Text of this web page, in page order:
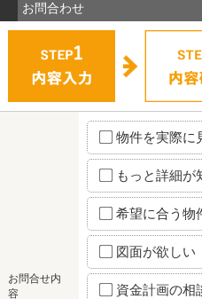
お問合わせ
お問合せ内
容
物件を実際に
もっと詳細が
希望に合う物
図面が欲しい
資金計画の相